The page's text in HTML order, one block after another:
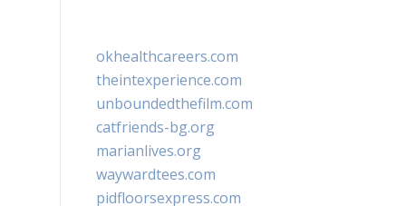
okhealthcareers.com
theintexperience.com
unboundedthefilm.com
catfriends-bg.org
marianlives.org
waywardtees.com
pidfloorsexpress.com